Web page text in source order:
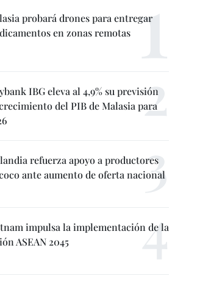
probará drones para entregar
en zonas remotas
IBG eleva al 4,9% su previsión
del PIB de Malasia para
refuerza apoyo a productores
ante aumento de oferta nacional
impulsa la implementación de la
ASEAN 2045